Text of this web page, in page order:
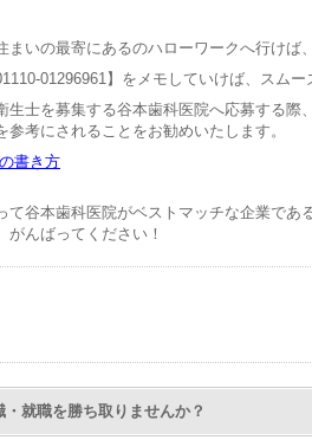
まいの最寄にあるのハローワークへ行けば
01296961】をメモしていけば、スムー
生士を募集する谷本歯科医院へ応募する際
参考にされることをお勧めいたします。
書き方
て谷本歯科医院がベストマッチな企業であ
がんばってください！
就職を勝ち取りませんか？